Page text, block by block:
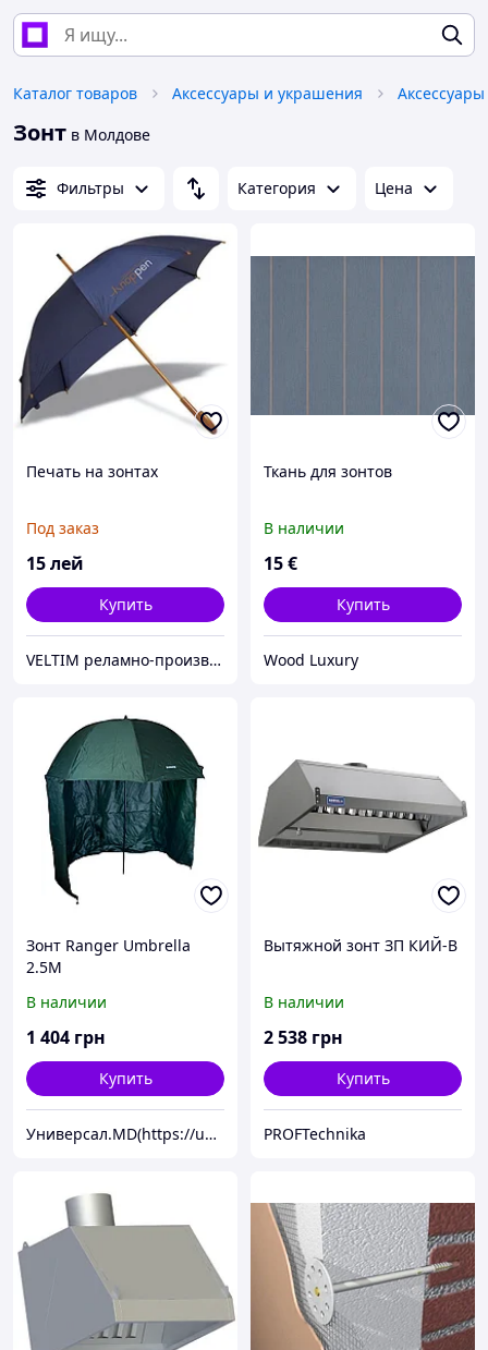
Каталог товаров Аксессуары и украшения Аксессуары
Зонт в Молдове
Фильтры Категория Цена
Печать на зонтах
Под заказ
15лей
Купить
VELTIM реламно-производственная компания
Ткань для зонтов
В наличии
15€
Купить
Wood Luxury
Зонт Ranger Umbrella
2.5M
В наличии
1 404 грн
Купить
Универсал.MD(https://universal.prom.md/)
Вытяжной зонт ЗП КИЙ-В
В наличии
2 538 грн
Купить
PROFTechnika